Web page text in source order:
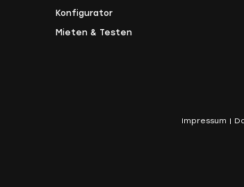
Konfigurator
Mieten & Testen
Impressum